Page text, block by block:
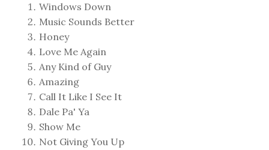
Windows Down
Music Sounds Better
Honey
Love Me Again
Any Kind of Guy
Amazing
Call It Like I See It
Dale Pa' Ya
Show Me
Not Giving You Up